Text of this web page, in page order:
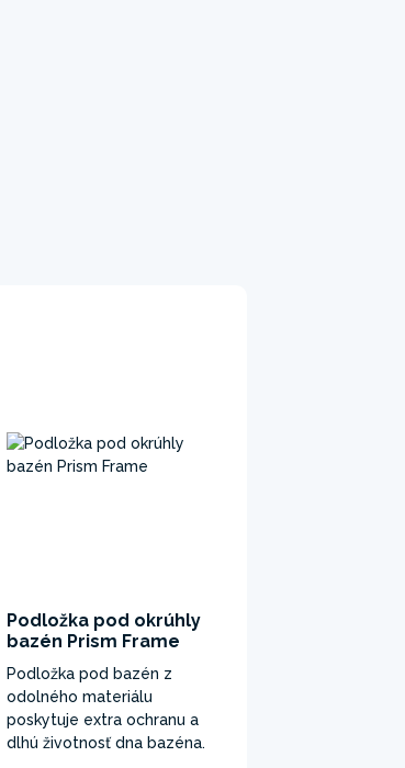
Podložka pod okrúhly
bazén Prism Frame
Podložka pod bazén z
odolného materiálu
poskytuje extra ochranu a
dlhú životnosť dna bazéna.